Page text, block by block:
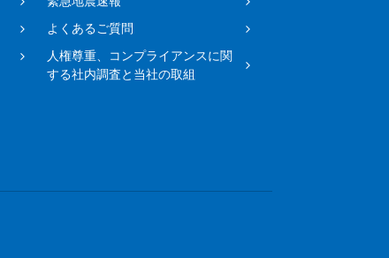
よくあるご質問
人権尊重、コンプライアンスに関
する社内調査と当社の取組